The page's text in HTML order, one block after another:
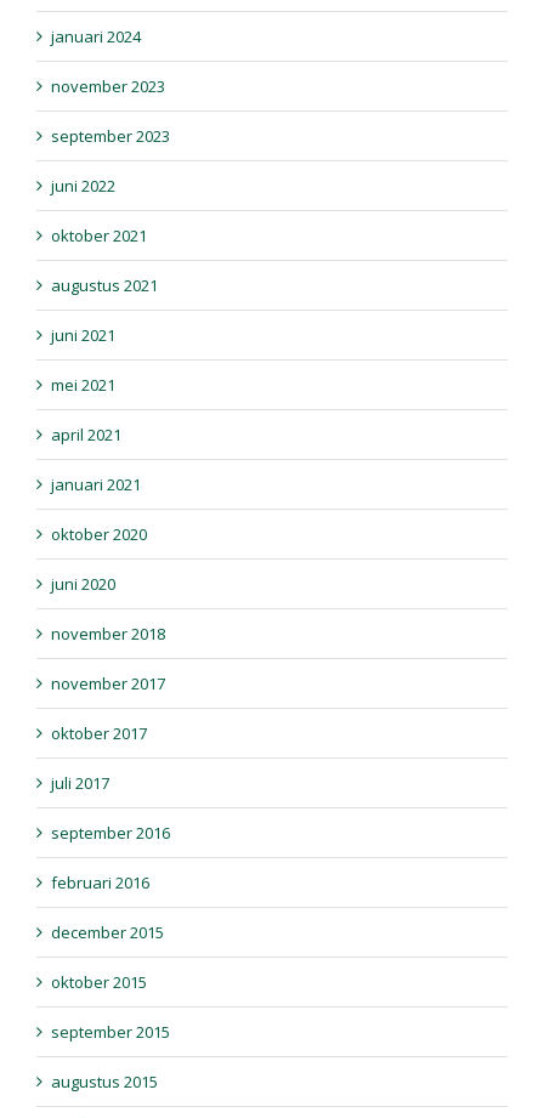
januari 2024
november 2023
september 2023
juni 2022
oktober 2021
augustus 2021
juni 2021
mei 2021
april 2021
januari 2021
oktober 2020
juni 2020
november 2018
november 2017
oktober 2017
juli 2017
september 2016
februari 2016
december 2015
oktober 2015
september 2015
augustus 2015